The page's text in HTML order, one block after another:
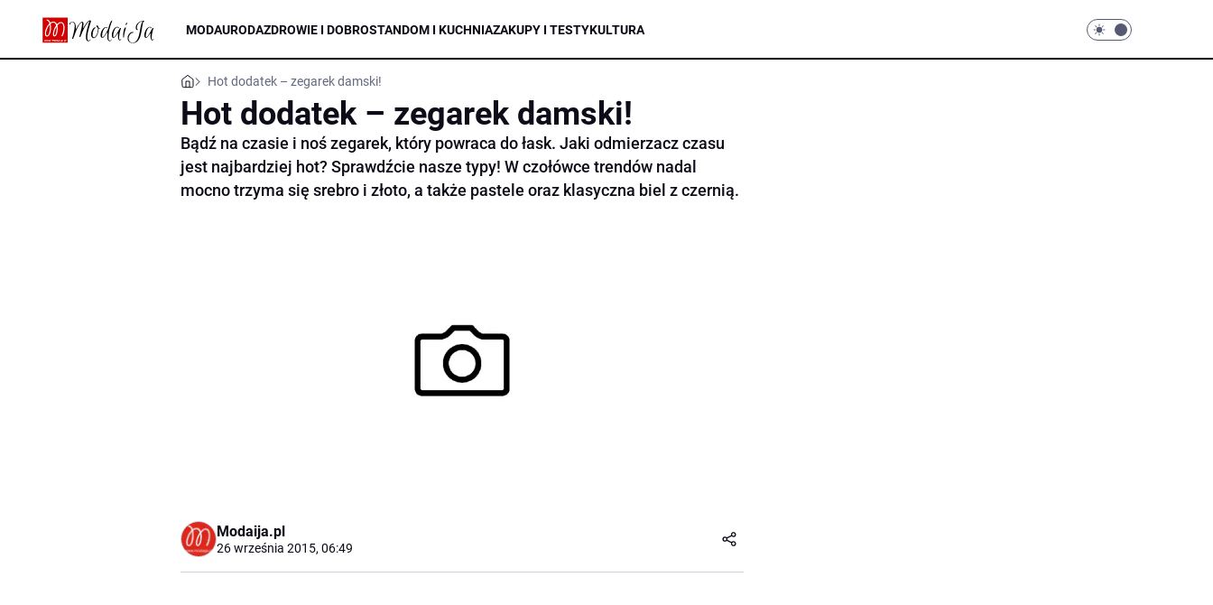
MODAURODAZDROWIE I DOBROSTANDOM I KUCHNIAZAKUPY I TESTYKULTURA
Hot dodatek – zegarek damski!
Hot dodatek – zegarek damski!
Bądź na czasie i noś zegarek, który powraca do łask. Jaki odmierzacz czasu
jest najbardziej hot? Sprawdźcie nasze typy! W czołówce trendów nadal
mocno trzyma się srebro i złoto, a także pastele oraz klasyczna biel z czernią.
Modaija.pl
26 września 2015, 06:49